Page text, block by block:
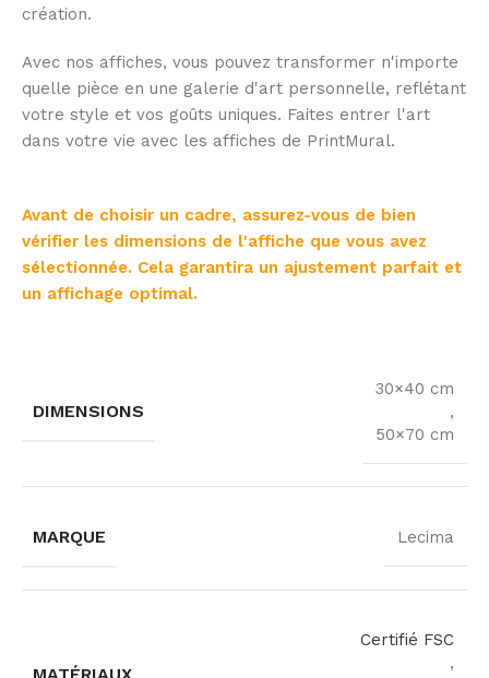
création.
Avec nos affiches, vous pouvez transformer n'importe
quelle pièce en une galerie d'art personnelle, reflétant
votre style et vos goûts uniques. Faites entrer l'art
dans votre vie avec les affiches de PrintMural.
Avant de choisir un cadre, assurez-vous de bien
vérifier les dimensions de l'affiche que vous avez
sélectionnée. Cela garantira un ajustement parfait et
un affichage optimal.
DIMENSIONS
30×40 cm
,
50×70 cm
MARQUE Lecima
Certifié FSC
,